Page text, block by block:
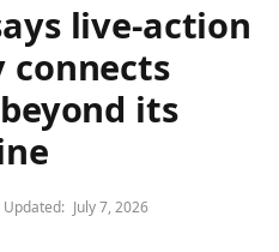
live-action
connects
its
Updated: July 7, 2026